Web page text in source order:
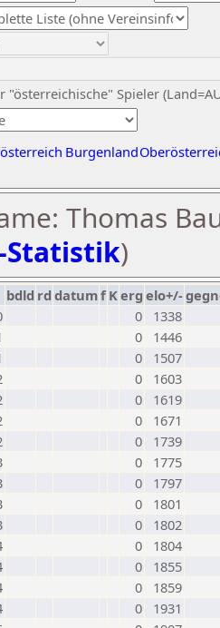
"österreichische" Spieler
Burgenland
Thomas
Statistik)
bdld rd datumf Kerg elo+/-
0
1338
0
1446
0
1507
0
1603
0
1619
0
1671
0
1739
0
1775
0
1797
0
1801
0
1802
0
1804
0
1855
0
1859
0
1931